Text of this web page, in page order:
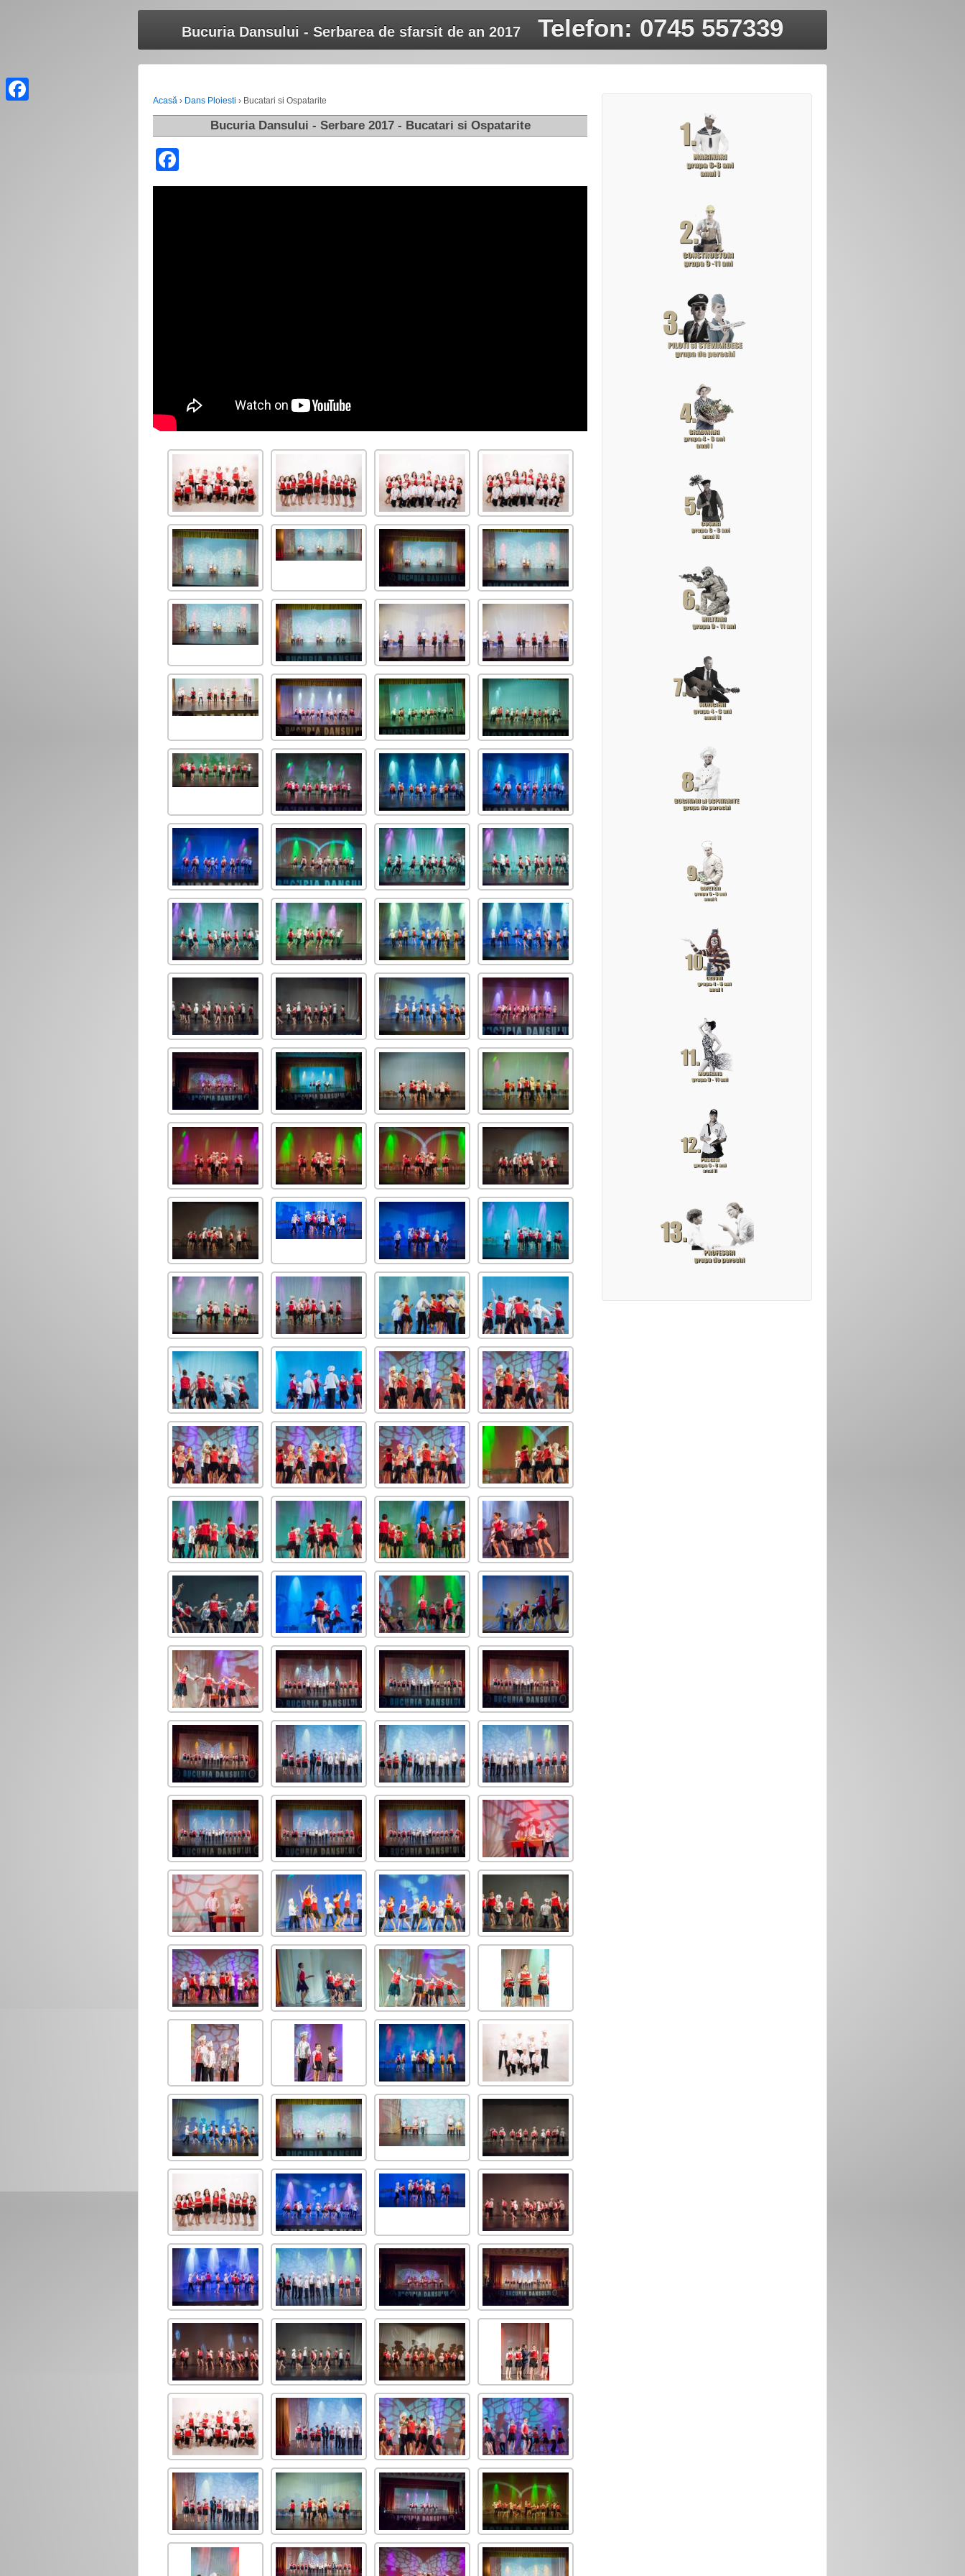
Bucuria Dansului - Serbarea de sfarsit de an 2017 Telefon: 0745 557339
Acasă › Dans Ploiesti › Bucatari si Ospatarite
Bucuria Dansului - Serbare 2017 - Bucatari si Ospatarite